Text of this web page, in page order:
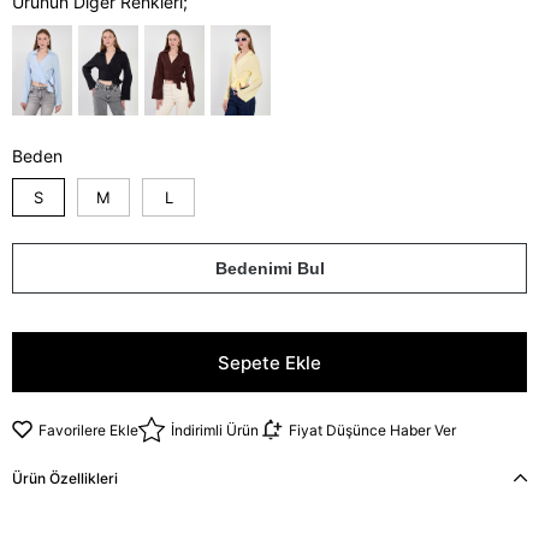
Beden
S M L
Bedenimi Bul
Favorilere Ekle İndirimli Ürün Fiyat Düşünce Haber Ver
Ürün Özellikleri